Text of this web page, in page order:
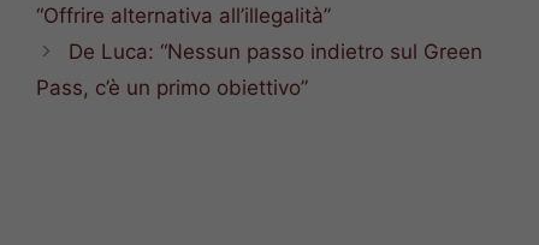
“Offrire alternativa all’illegalità”
De Luca: “Nessun passo indietro sul Green
Pass, c’è un primo obiettivo”